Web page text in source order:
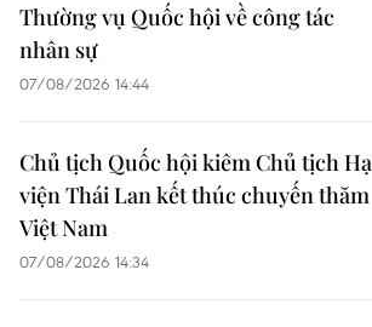
Thường vụ Quốc hội về công tác
nhân sự
07/08/2026 14:44
Chủ tịch Quốc hội kiêm Chủ tịch Hạ
viện Thái Lan kết thúc chuyến thăm
Việt Nam
07/08/2026 14:34